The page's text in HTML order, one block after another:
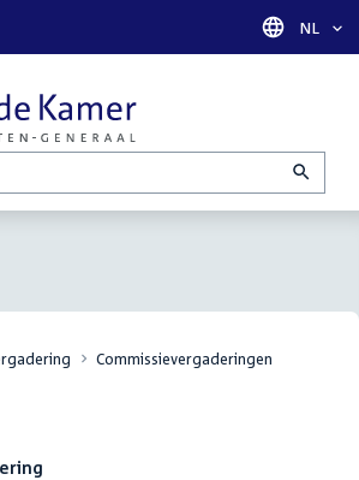
Taal
NL
Commissievergaderingen